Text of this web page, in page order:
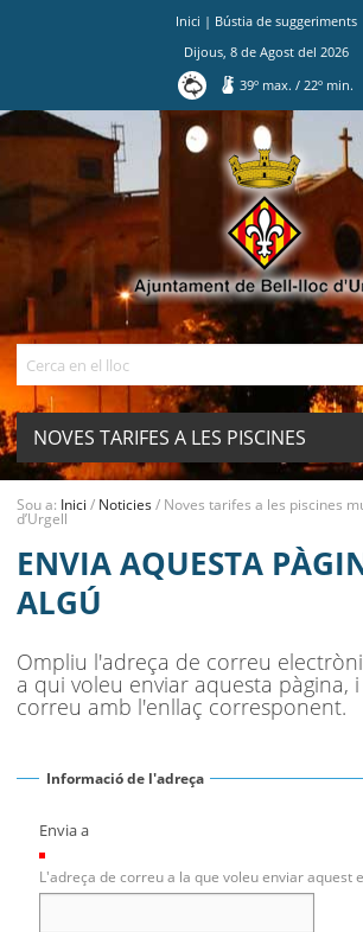
Inici | Bústia de suggeriments
Dijous, 8de Agostdel 2026
39º max./ 22º min.
NOVES TARIFES A LES PISCINES
MUNICIPALS DE BELL-LLOC D’URGELL
MUNICIPI
BELL-LLOC SOLUCIONA
Sou a: Inici / Noticies/ Noves tarifes a les piscines
d’Urgell
ENVIA AQUESTA
ALGÚ
Ompliu l'adreça de correu
a qui voleu enviar aquesta pàgina,
correu amb l'enllaç corresponent.
Informació de l'adreça
Envia a
L'adreça de correu a la que voleu enviar aquest